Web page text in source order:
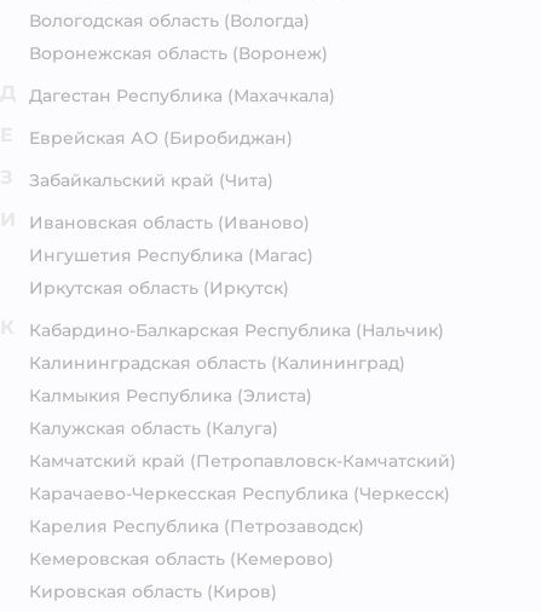
Вологодская область (Вологда)
Воронежская область (Воронеж)
Дагестан Республика (Махачкала)
Еврейская АО (Биробиджан)
Забайкальский край (Чита)
Ивановская область (Иваново)
Ингушетия Республика (Магас)
Иркутская область (Иркутск)
Кабардино-Балкарская Республика (Нальчик)
Калининградская область (Калининград)
Калмыкия Республика (Элиста)
Калужская область (Калуга)
Камчатский край (Петропавловск-Камчатский)
Карачаево-Черкесская Республика (Черкесск)
Карелия Республика (Петрозаводск)
Кемеровская область (Кемерово)
Кировская область (Киров)